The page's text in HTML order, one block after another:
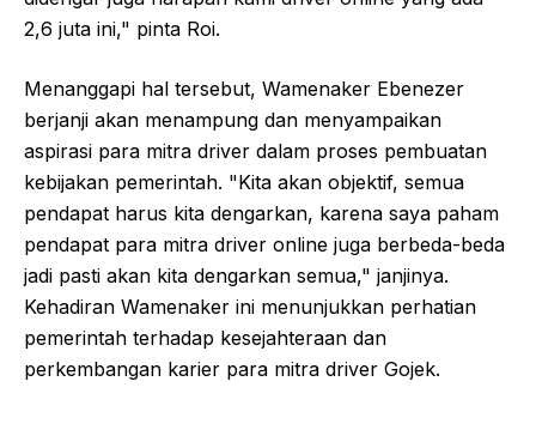
2,6 juta ini," pinta Roi.
Menanggapi hal tersebut, Wamenaker Ebenezer
berjanji akan menampung dan menyampaikan
aspirasi para mitra driver dalam proses pembuatan
kebijakan pemerintah. "Kita akan objektif, semua
pendapat harus kita dengarkan, karena saya paham
pendapat para mitra driver online juga berbeda-beda
jadi pasti akan kita dengarkan semua," janjinya.
Kehadiran Wamenaker ini menunjukkan perhatian
pemerintah terhadap kesejahteraan dan
perkembangan karier para mitra driver Gojek.